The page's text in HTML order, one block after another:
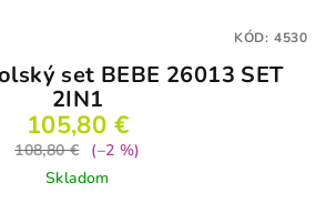
set BEBE 26013 SET
2IN1
105,80 €
108,80 €
(–2 %)
Skladom
KÓD: 4530